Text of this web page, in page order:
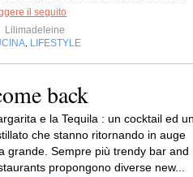
il seguito
Lilimadeleine
LIFESTYLE
back
e la Tequila : un cocktail ed
che stanno ritornando in auge
grande. Sempre più trendy bar and
propongono diverse new...